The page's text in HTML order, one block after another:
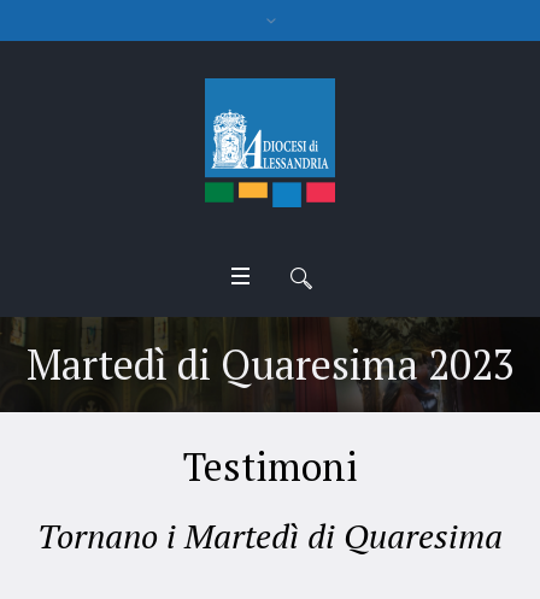
Martedì di Quaresima 2023
Testimoni
Tornano i Martedì di Quaresima